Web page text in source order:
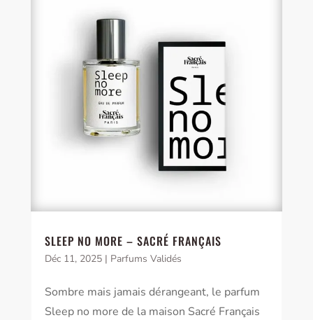
SLEEP NO MORE – SACRÉ FRANÇAIS
Déc 11, 2025| Parfums Validés
Sombre mais jamais dérangeant, le parfum
Sleep no more de la maison Sacré Français